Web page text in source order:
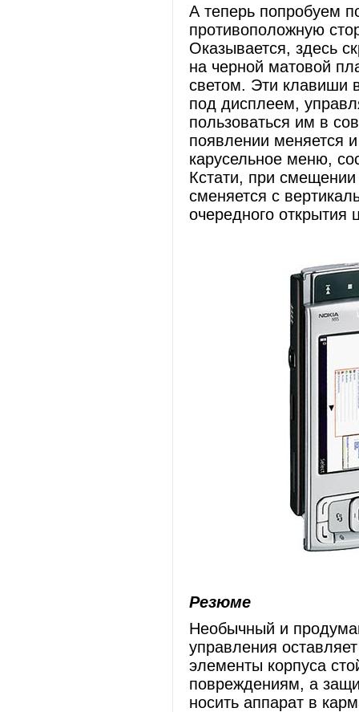
А теперь попробуем
противоположную
Оказывается, здесь
на черной матовой
светом. Эти клавиши
под дисплеем,
пользоваться им в
появлении меняется
карусельное меню,
Кстати, при смещении
сменяется с
очередного открытия
Резюме
Необычный и
управления
элементы корпуса
повреждениям, а
носить аппарат в